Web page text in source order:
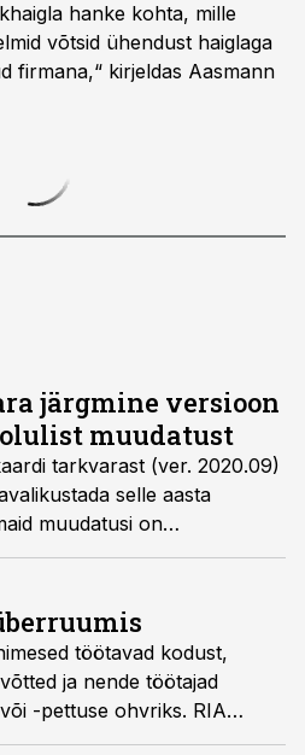
hanke kohta, mille
võtsid ühendust haiglaga
firmana,“ kirjeldas Aasmann
järgmine versioon
muudatust
tarkvarast (ver. 2020.09)
selle aasta
muudatusi on
toe lõpp.
töötavad kodust,
ja nende töötajad
-pettuse ohvriks. RIA
ettevõtteil ennast küberruumis